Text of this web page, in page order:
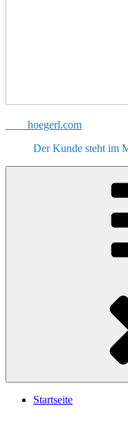
hoegerl.com
Der Kunde steht im
Startseite